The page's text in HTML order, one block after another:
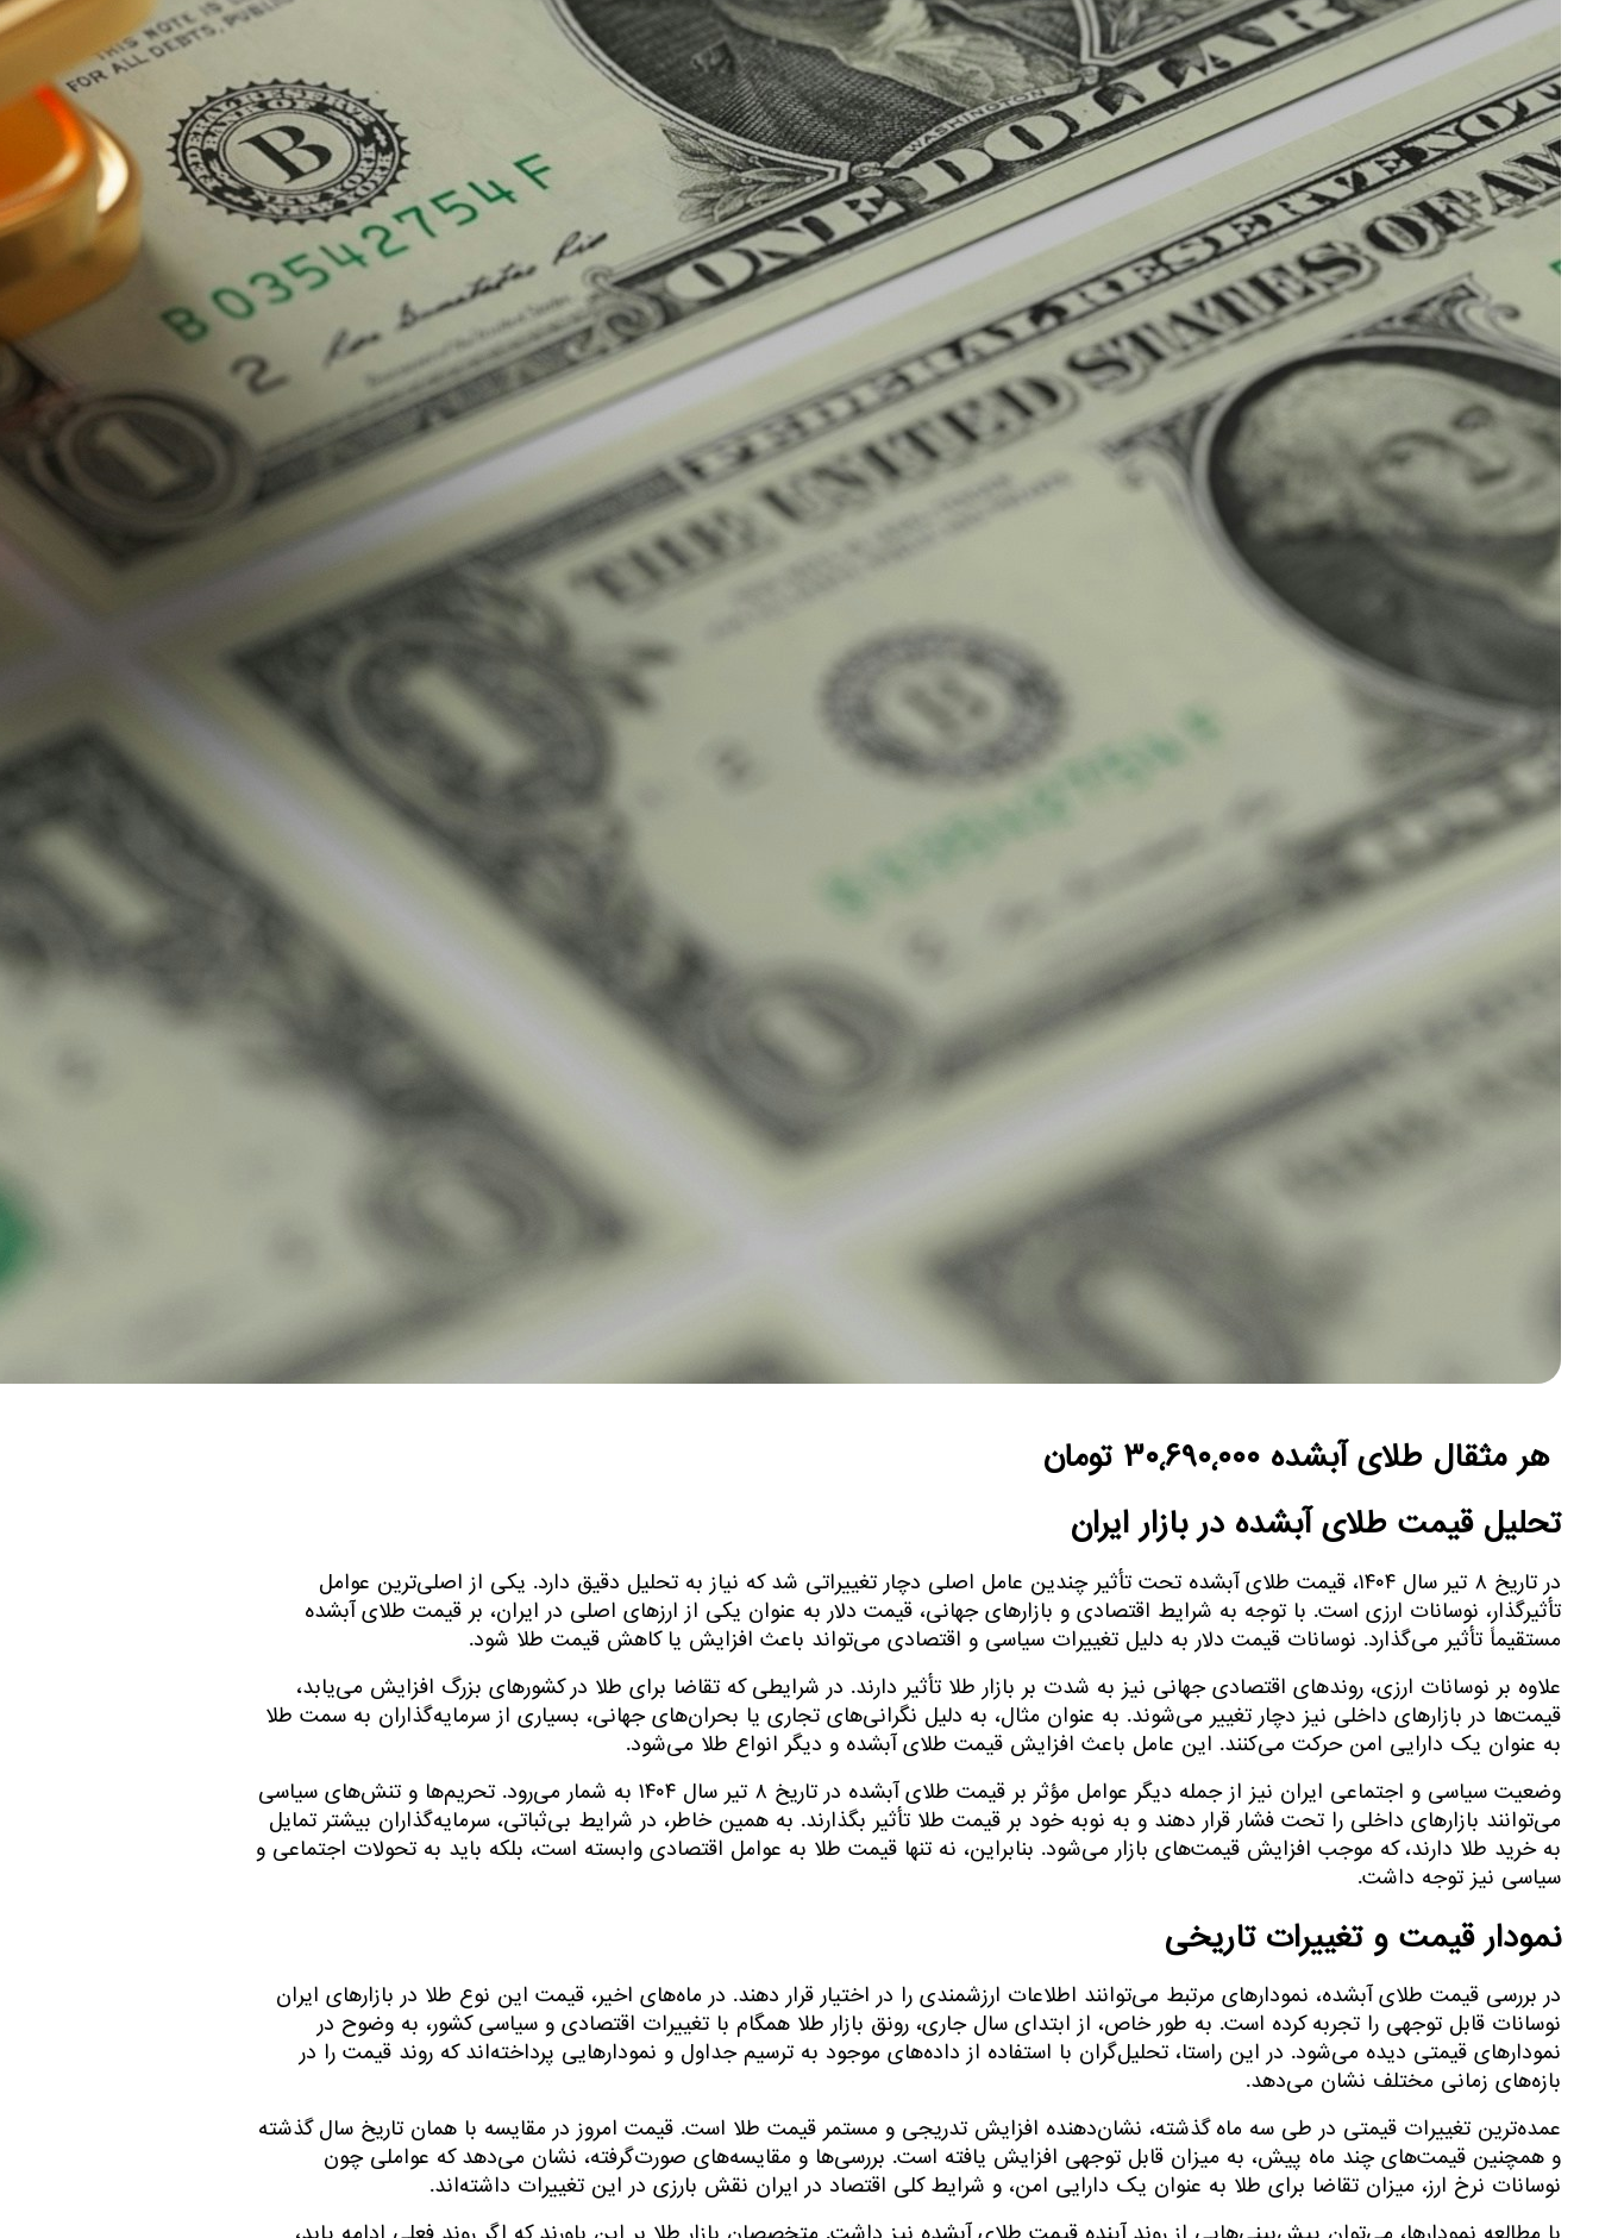
هر مثقال طلای آبشده ۳۰٬۶۹۰٬۰۰۰ تومان
تحلیل قیمت طلای آبشده در بازار ایران
در تاریخ ۸ تیر سال ۱۴۰۴، قیمت طلای آبشده تحت تأثیر چندین عامل اصلی دچار تغییراتی شد که نیاز به تحلیل دقیق دارد. یکی از اصلی‌ترین عوامل
تأثیرگذار، نوسانات ارزی است. با توجه به شرایط اقتصادی و بازارهای جهانی، قیمت دلار به عنوان یکی از ارزهای اصلی در ایران، بر قیمت طلای آبشده
مستقیماً تأثیر می‌گذارد. نوسانات قیمت دلار به دلیل تغییرات سیاسی و اقتصادی می‌تواند باعث افزایش یا کاهش قیمت طلا شود.
علاوه بر نوسانات ارزی، روندهای اقتصادی جهانی نیز به شدت بر بازار طلا تأثیر دارند. در شرایطی که تقاضا برای طلا در کشورهای بزرگ افزایش می‌یابد،
قیمت‌ها در بازارهای داخلی نیز دچار تغییر می‌شوند. به عنوان مثال، به دلیل نگرانی‌های تجاری یا بحران‌های جهانی، بسیاری از سرمایه‌گذاران به سمت طلا
به عنوان یک دارایی امن حرکت می‌کنند. این عامل باعث افزایش قیمت طلای آبشده و دیگر انواع طلا می‌شود.
وضعیت سیاسی و اجتماعی ایران نیز از جمله دیگر عوامل مؤثر بر قیمت طلای آبشده در تاریخ ۸ تیر سال ۱۴۰۴ به شمار می‌رود. تحریم‌ها و تنش‌های سیاسی
می‌توانند بازارهای داخلی را تحت فشار قرار دهند و به نوبه خود بر قیمت طلا تأثیر بگذارند. به همین خاطر، در شرایط بی‌ثباتی، سرمایه‌گذاران بیشتر تمایل
به خرید طلا دارند، که موجب افزایش قیمت‌های بازار می‌شود. بنابراین، نه تنها قیمت طلا به عوامل اقتصادی وابسته است، بلکه باید به تحولات اجتماعی و
سیاسی نیز توجه داشت.
نمودار قیمت و تغییرات تاریخی
در بررسی قیمت طلای آبشده، نمودارهای مرتبط می‌توانند اطلاعات ارزشمندی را در اختیار قرار دهند. در ماه‌های اخیر، قیمت این نوع طلا در بازارهای ایران
نوسانات قابل توجهی را تجربه کرده است. به طور خاص، از ابتدای سال جاری، رونق بازار طلا همگام با تغییرات اقتصادی و سیاسی کشور، به وضوح در
نمودارهای قیمتی دیده می‌شود. در این راستا، تحلیل‌گران با استفاده از داده‌های موجود به ترسیم جداول و نمودارهایی پرداخته‌اند که روند قیمت را در
بازه‌های زمانی مختلف نشان می‌دهد.
عمده‌ترین تغییرات قیمتی در طی سه ماه گذشته، نشان‌دهنده افزایش تدریجی و مستمر قیمت طلا است. قیمت امروز در مقایسه با همان تاریخ سال گذشته
و همچنین قیمت‌های چند ماه پیش، به میزان قابل توجهی افزایش یافته است. بررسی‌ها و مقایسه‌های صورت‌گرفته، نشان می‌دهد که عواملی چون
نوسانات نرخ ارز، میزان تقاضا برای طلا به عنوان یک دارایی امن، و شرایط کلی اقتصاد در ایران نقش بارزی در این تغییرات داشته‌اند.